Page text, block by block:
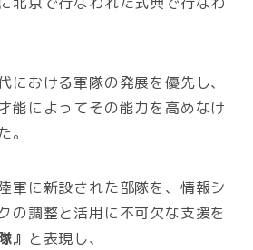
における軍隊の発展を優先し、
能によってその能力を高めなけ
。
軍に新設された部隊を、情報シ
の調整と活用に不可欠な支援を
』 と表現し、